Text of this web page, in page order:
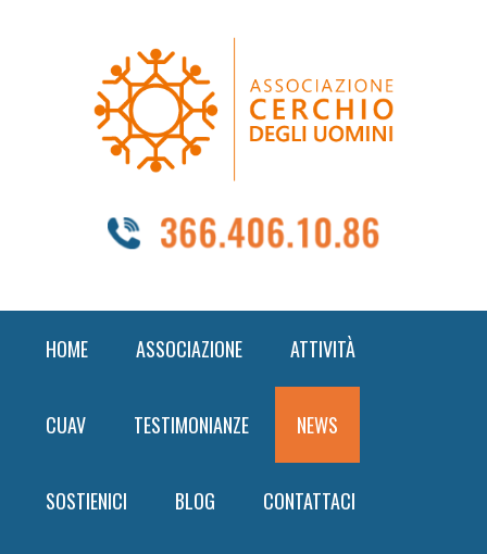
navigation
HOME ASSOCIAZIONE ATTIVITÀ
CUAV TESTIMONIANZE NEWS
SOSTIENICI BLOG CONTATTACI